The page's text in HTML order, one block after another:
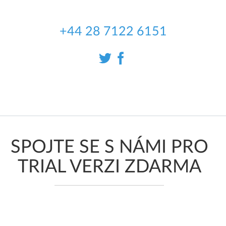
+44 28 7122 6151
SPOJTE SE S NÁMI PRO
TRIAL VERZI ZDARMA